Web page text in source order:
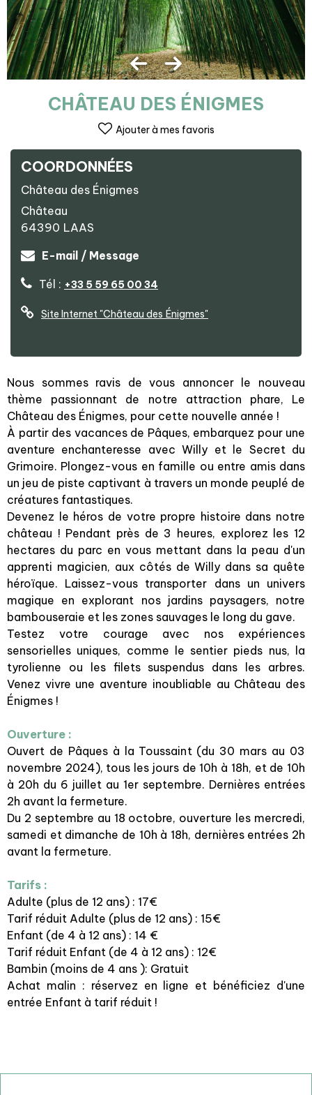
CHÂTEAU DES ÉNIGMES
Ajouter à mes favoris
COORDONNÉES
Château des Énigmes
Château
64390 LAAS
E-mail / Message
Tél : +33 5 59 65 00 34
Site Internet "Château des Énigmes"
Nous sommes ravis de vous annoncer le nouveau
thème passionnant de notre attraction phare, Le
Château des Énigmes, pour cette nouvelle année !
À partir des vacances de Pâques, embarquez pour une
aventure enchanteresse avec Willy et le Secret du
Grimoire. Plongez-vous en famille ou entre amis dans
un jeu de piste captivant à travers un monde peuplé de
créatures fantastiques.
Devenez le héros de votre propre histoire dans notre
château ! Pendant près de 3 heures, explorez les 12
hectares du parc en vous mettant dans la peau d'un
apprenti magicien, aux côtés de Willy dans sa quête
héroïque. Laissez-vous transporter dans un univers
magique en explorant nos jardins paysagers, notre
bambouseraie et les zones sauvages le long du gave.
Testez votre courage avec nos expériences
sensorielles uniques, comme le sentier pieds nus, la
tyrolienne ou les filets suspendus dans les arbres.
Venez vivre une aventure inoubliable au Château des
Énigmes !
Ouverture :
Ouvert de Pâques à la Toussaint (du 30 mars au 03
novembre 2024), tous les jours de 10h à 18h, et de 10h
à 20h du 6 juillet au 1er septembre. Dernières entrées
2h avant la fermeture.
Du 2 septembre au 18 octobre, ouverture les mercredi,
samedi et dimanche de 10h à 18h, dernières entrées 2h
avant la fermeture.
Tarifs :
Adulte (plus de 12 ans) : 17€
Tarif réduit Adulte (plus de 12 ans) : 15€
Enfant (de 4 à 12 ans) : 14 €
Tarif réduit Enfant (de 4 à 12 ans) : 12€
Bambin (moins de 4 ans ): Gratuit
Achat malin : réservez en ligne et bénéficiez d'une
entrée Enfant à tarif réduit !